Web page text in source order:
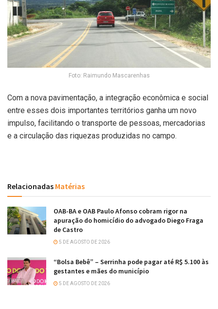
Foto: Raimundo Mascarenhas
Com a nova pavimentação, a integração econômica e social
entre esses dois importantes territórios ganha um novo
impulso, facilitando o transporte de pessoas, mercadorias
e a circulação das riquezas produzidas no campo.
Relacionadas Matérias
OAB-BA e OAB Paulo Afonso cobram rigor na
apuração do homicídio do advogado Diego Fraga
de Castro
5 DE AGOSTO DE 2026
“Bolsa Bebê” – Serrinha pode pagar até R$ 5.100 às
gestantes e mães do município
5 DE AGOSTO DE 2026